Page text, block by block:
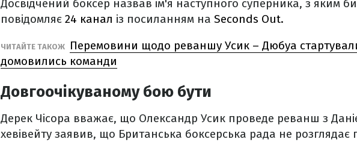
Досвідчений боксер назвав ім'я наступного суперника, з яким
повідомляє 24 канал із посиланням на Seconds Out.
ЧИТАЙТЕ ТАКОЖ
Перемовини щодо реваншу Усик – Дюбуа
домовились команди
Довгоочікуваному бою бути
Дерек Чісора вважає, що Олександр Усик проведе реванш з
хевівейту заявив, що Британська боксерська рада не